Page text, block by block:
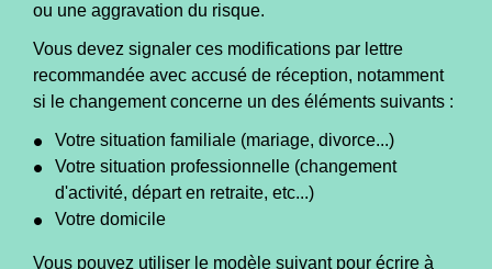
ou une aggravation du risque.
Vous devez signaler ces modifications par lettre
recommandée avec accusé de réception, notamment
si le changement concerne un des éléments suivants :
Votre situation familiale (mariage, divorce...)
Votre situation professionnelle (changement
d'activité, départ en retraite, etc...)
Votre domicile
Vous pouvez utiliser le modèle suivant pour écrire à